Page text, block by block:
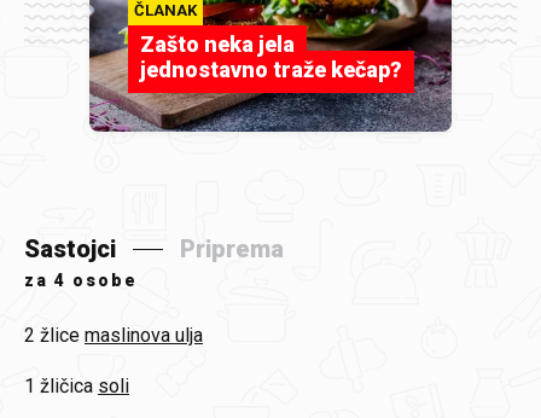
ČLANAK
Zašto neka jela
jednostavno traže kečap?
Sastojci Priprema
za 4 osobe
2 žlice maslinova ulja
1 žličica soli